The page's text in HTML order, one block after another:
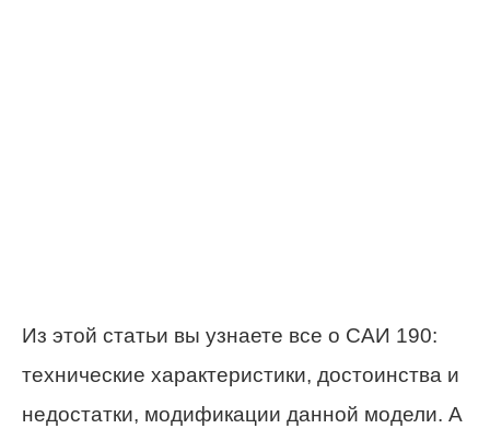
Из этой статьи вы узнаете все о САИ 190:
технические характеристики, достоинства и
недостатки, модификации данной модели. А